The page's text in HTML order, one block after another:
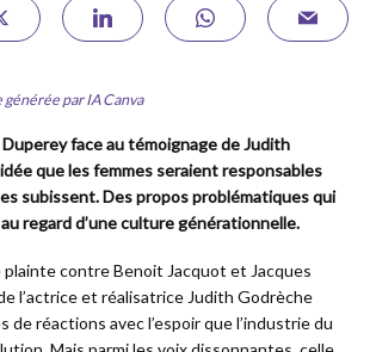
par IA Canva
Duperey face au témoignage de Judith
que les femmes seraient responsables
subissent. Des propos problématiques qui
regard d’une culture générationnelle.
plainte contre Benoit Jacquot et Jacques
l’actrice et réalisatrice Judith Godrèche
de réactions avec l’espoir que l’industrie du